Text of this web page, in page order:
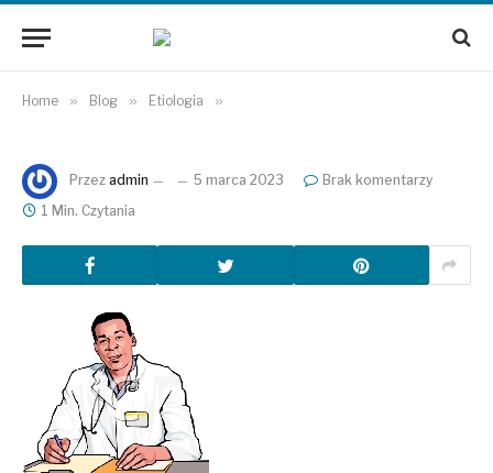
Home » Blog » Etiologia »
Przez admin 5 marca 2023
Brak komentarzy
1 Min. Czytania